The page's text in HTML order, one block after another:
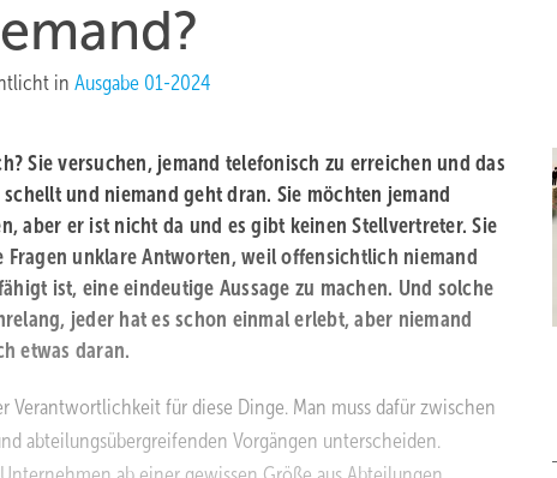
in Ausgabe 01-2024
Sie versuchen, jemand telefonisch zu erreichen und das
und niemand geht dran. Sie möchten jemand
aber er ist nicht da und es gibt keinen Stellvertreter. Sie
Fragen unklare Antworten, weil offensichtlich niemand
ist, eine eindeutige Aussage zu machen. Und solche
jeder hat es schon einmal erlebt, aber niemand
etwas daran.
Verantwortlichkeit für diese Dinge. Man muss dafür zwischen
abteilungsübergreifenden Vorgängen unterscheiden.